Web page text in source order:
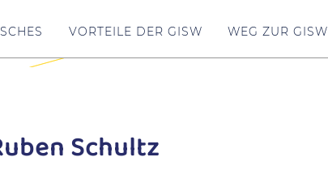
VORTEILE DER GISW WEG ZUR GISW
Schultz